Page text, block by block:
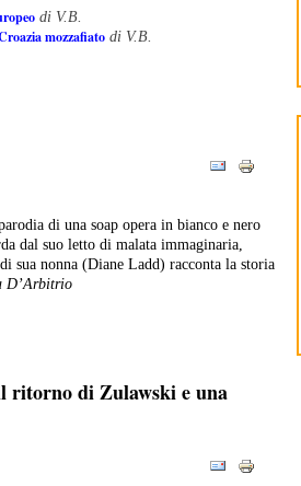
di V.B.
mozzafiato di V.B.
di una soap opera in bianco e nero
dal suo letto di malata immaginaria,
sua nonna (Diane Ladd) racconta la storia
D’Arbitrio
ritorno di Zulawski e una